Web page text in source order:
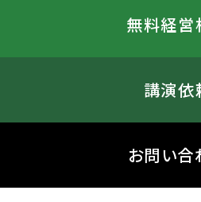
無料経営
講演依
お問い合